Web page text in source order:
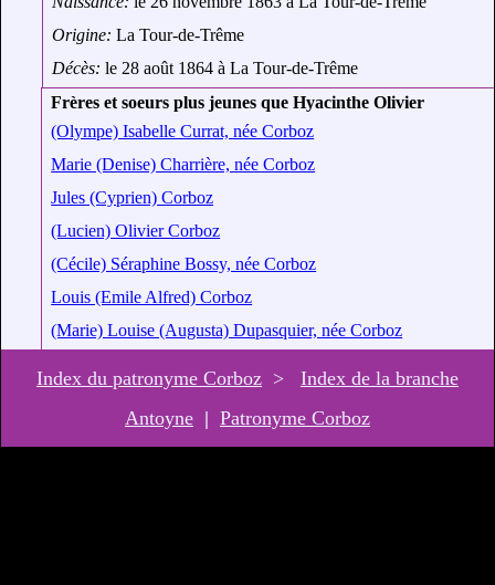
Origine:La Tour-de-Trême
Décès:le 28 août 1864 à La Tour-de-Trême
Frères et soeurs plus jeunes que Hyacinthe Olivier
(Olympe) Isabelle Currat, née Corboz
Marie (Denise) Charrière, née Corboz
Jules (Cyprien) Corboz
(Lucien) Olivier Corboz
(Cécile) Séraphine Bossy, née Corboz
Louis (Emile Alfred) Corboz
(Marie) Louise (Augusta) Dupasquier, née Corboz
Index du patronyme Corboz > Index de la branche
Antoyne | Patronyme Corboz